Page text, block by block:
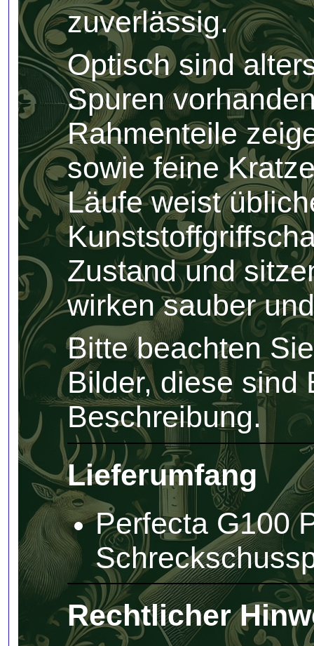
zuverlässig.
Optisch sind
Spuren
Rahmenteile
sowie feine
Läufe weist
Zustand und
wirken sauber
Bitte beachten
Bilder, diese sind
Beschreibung.
Lieferumfang
Perfecta G100
Rechtlicher